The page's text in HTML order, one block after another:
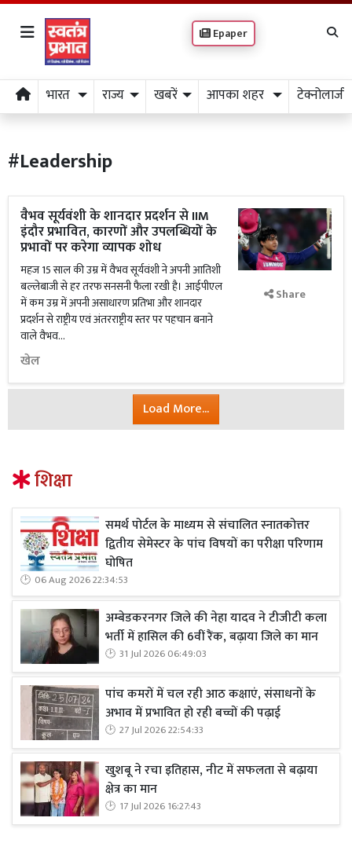
Epaper
भारत राज्य खबरें आपका शहर टेक्नोलाजी
#Leadership
वैभव सूर्यवंशी के शानदार प्रदर्शन से IIM
इंदौर प्रभावित, कारणों और उपलब्धियों के
प्रभावों पर करेगा व्यापक शोध
महज 15 साल की उम्र में वैभव सूर्यवंशी ने अपनी आतिशी
बल्लेबाजी से हर तरफ सनसनी फैला रखी है। आईपीएल
में कम उम्र में अपनी असाधारण प्रतिभा और शानदार
प्रदर्शन से राष्ट्रीय एवं अंतरराष्ट्रीय स्तर पर पहचान बनाने
वाले वैभव...
खेल
Share
Load More...
शिक्षा
समर्थ पोर्टल के माध्यम से संचालित स्नातकोत्तर
द्वितीय सेमेस्टर के पांच विषयों का परीक्षा परिणाम
घोषित
06 Aug 2026 22:34:53
अम्बेडकरनगर जिले की नेहा यादव ने टीजीटी कला
भर्ती में हासिल की 6वीं रैंक, बढ़ाया जिले का मान
31 Jul 2026 06:49:03
पांच कमरों में चल रही आठ कक्षाएं, संसाधनों के
अभाव में प्रभावित हो रही बच्चों की पढ़ाई
27 Jul 2026 22:54:33
खुशबू ने रचा इतिहास, नीट में सफलता से बढ़ाया
क्षेत्र का मान
17 Jul 2026 16:27:43